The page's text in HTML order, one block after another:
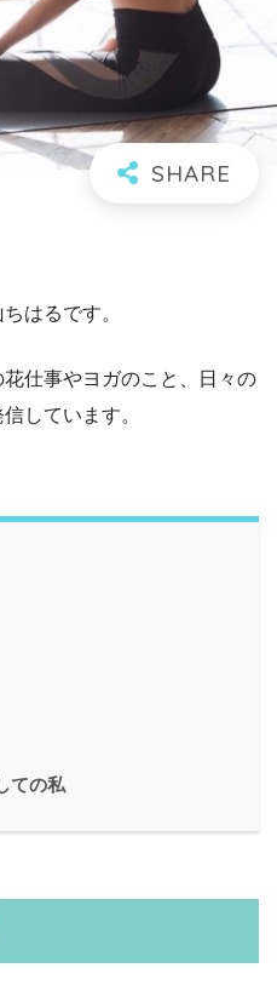
はるです。
仕事やヨガのこと、日々の
しています。
ての私